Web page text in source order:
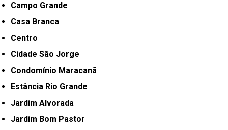
Campo Grande
Casa Branca
Centro
Cidade São Jorge
Condomínio Maracanã
Estância Rio Grande
Jardim Alvorada
Jardim Bom Pastor